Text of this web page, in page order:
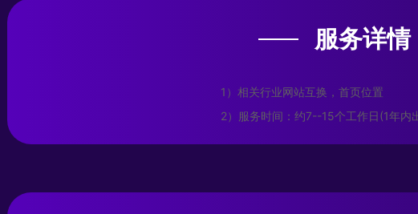
服务详情
1）相关行业网站互换，首页位置
2）服务时间：约7--15个工作日(1年内